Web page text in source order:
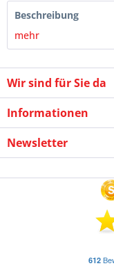
Beschreibung
mehr
Wir sind für Sie da
Informationen
Newsletter